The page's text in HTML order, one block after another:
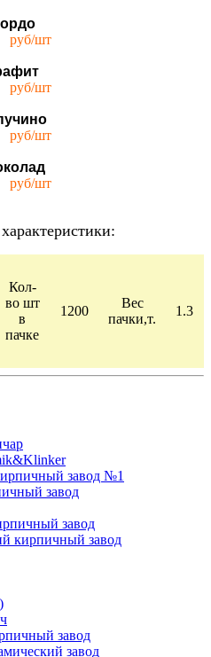
руб/шт
руб/шт
руб/шт
руб/шт
Кол-
во шт
в
пачке
1200
Вес
пачки,т.
1.3